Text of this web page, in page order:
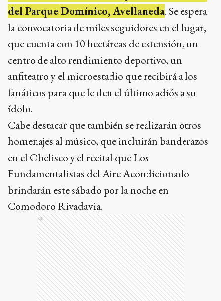
del Parque Domínico, Avellaneda. Se espera
la convocatoria de miles seguidores en el lugar,
que cuenta con 10 hectáreas de extensión, un
centro de alto rendimiento deportivo, un
anfiteatro y el microestadio que recibirá a los
fanáticos para que le den el último adiós a su
ídolo.
Cabe destacar que también se realizarán otros
homenajes al músico, que incluirán banderazos
en el Obelisco y el recital que Los
Fundamentalistas del Aire Acondicionado
brindarán este sábado por la noche en
Comodoro Rivadavia.
Ads